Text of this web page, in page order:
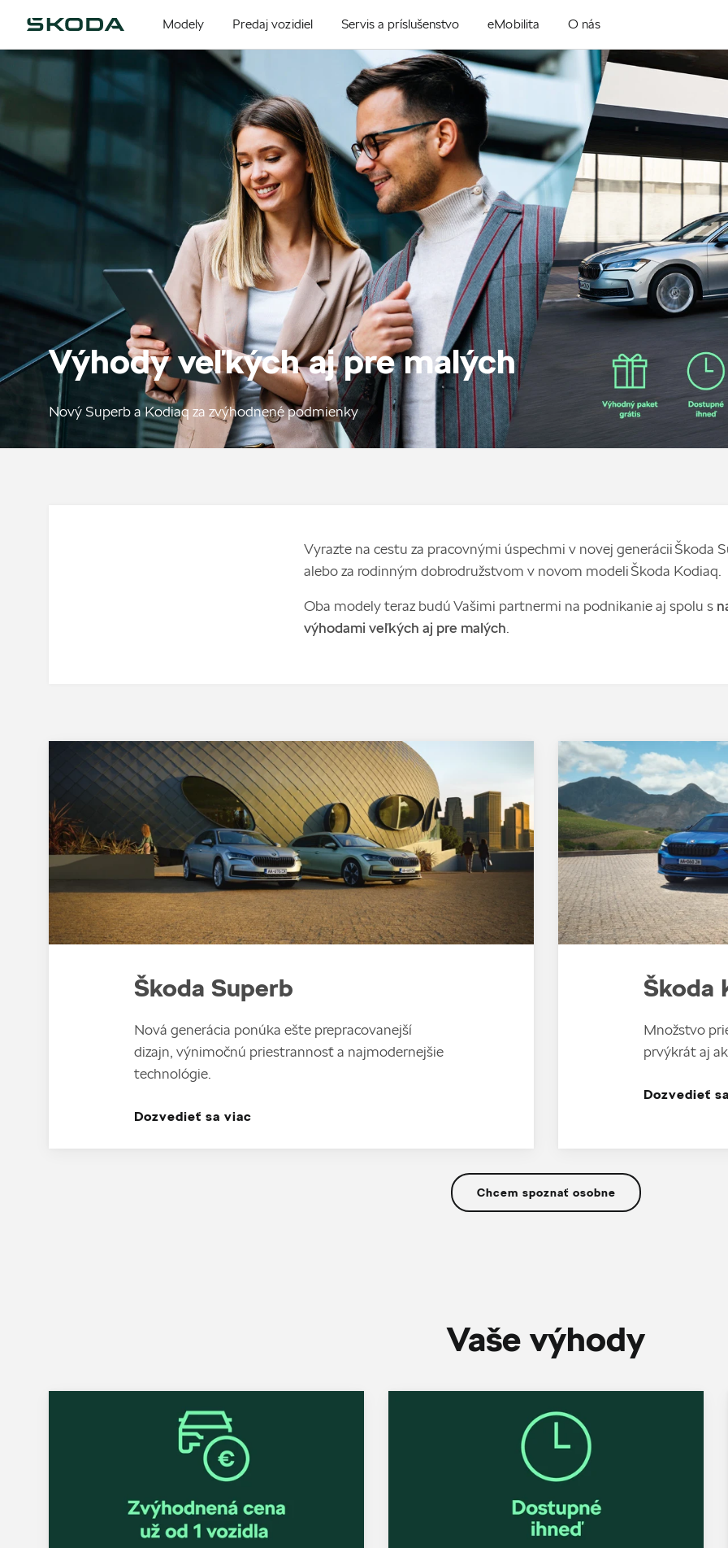
Modely Predaj vozidiel Servis a príslušenstvo eMobilita O nás
Výhody veľkých aj pre malých
Nový Superb a Kodiaq za zvýhodnené podmienky
Vyrazte na cestu za pracovnými úspechmi v novej generácii Škoda
alebo za rodinným dobrodružstvom v novom modeli Škoda Kodiaq.
Oba modely teraz budú Vašimi partnermi na podnikanie aj spolu s
výhodami veľkých aj pre malých
Škoda Superb
Nová generácia ponúka ešte prepracovanejší
dizajn, výnimočnú priestrannosť a najmodernejšie
technológie.‎
Dozvedieť sa viac
Škoda
Množstvo
prvýkrát aj
Dozvedieť
Chcem spoznať osobne
Vaše výhody